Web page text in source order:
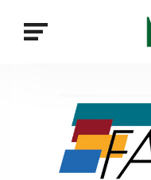
recherche